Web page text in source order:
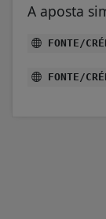
A aposta
FONTE/
FONTE/